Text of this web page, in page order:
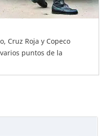
Cruz Roja y Copeco
puntos de la